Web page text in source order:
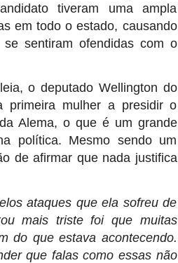
tiveram uma ampla
em todo o estado, causando
sentiram ofendidas com o
o deputado Wellington do
primeira mulher a presidir o
Alema, o que é um grande
política. Mesmo sendo um
de afirmar que nada justifica
ataques que ela sofreu de
mais triste foi que muitas
do que estava acontecendo.
que falas como essas não